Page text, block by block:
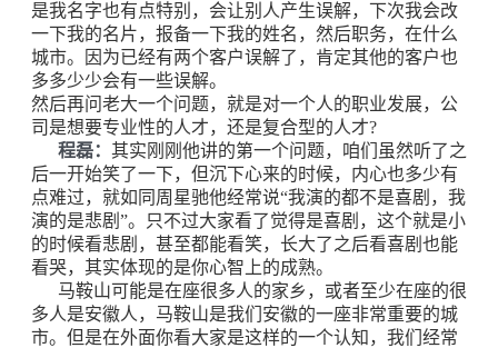
是我名字也有点特别，会让别人产生误解，下次我会改
一下我的名片，报备一下我的姓名，然后职务，在什么
城市。因为已经有两个客户误解了，肯定其他的客户也
多多少少会有一些误解。
然后再问老大一个问题，就是对一个人的职业发展，公
司是想要专业性的人才，还是复合型的人才?
程磊： 其实刚刚他讲的第一个问题，咱们虽然听了之
后一开始笑了一下，但沉下心来的时候，内心也多少有
点难过，就如同周星驰他经常说“我演的都不是喜剧，我
演的是悲剧”。只不过大家看了觉得是喜剧，这个就是小
的时候看悲剧，甚至都能看笑，长大了之后看喜剧也能
看哭，其实体现的是你心智上的成熟。
马鞍山可能是在座很多人的家乡，或者至少在座的很
多人是安徽人，马鞍山是我们安徽的一座非常重要的城
市。但是在外面你看大家是这样的一个认知，我们经常